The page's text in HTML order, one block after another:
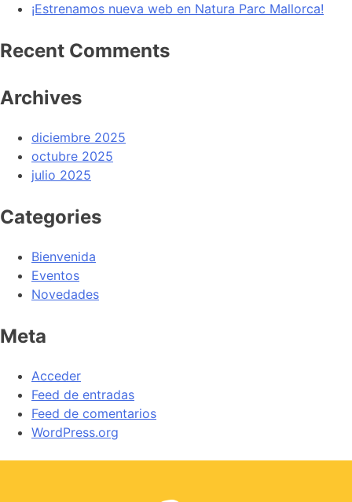
¡Estrenamos nueva web en Natura Parc Mallorca!
Recent Comments
Archives
diciembre 2025
octubre 2025
julio 2025
Categories
Bienvenida
Eventos
Novedades
Meta
Acceder
Feed de entradas
Feed de comentarios
WordPress.org